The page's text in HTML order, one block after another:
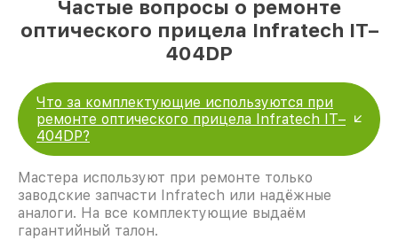
Частые вопросы о ремонте
оптического прицела Infratech IT–
404DP
Что за комплектующие используются при
ремонте оптического прицела Infratech IT–
404DP?
Мастера используют при ремонте только
заводские запчасти Infratech или надёжные
аналоги. На все комплектующие выдаём
гарантийный талон.